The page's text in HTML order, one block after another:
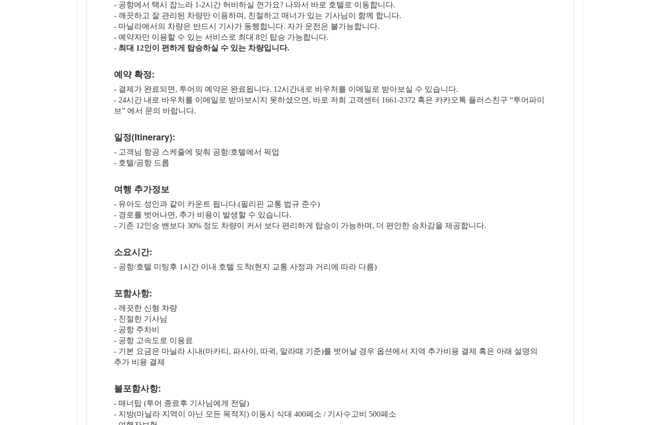
- 공항에서 택시 잡느라 1-2시간 허비하실 껀가요? 나와서 바로 호텔로 이동합니다.
- 깨끗하고 잘 관리된 차량만 이용하며, 친절하고 매너가 있는 기사님이 함께 합니다.
- 마닐라에서의 차량은 반드시 기사가 동행합니다. 자가 운전은 불가능합니다.
- 예약자만 이용할 수 있는 서비스로 최대 8인 탑승 가능합니다.
- 최대 12인이 편하게 탑승하실 수 있는 차량입니다.
예약 확정:
- 결제가 완료되면, 투어의 예약은 완료됩니다. 12시간내로 바우처를 이메일로 받아보실 수 있습니다.
- 24시간 내로 바우처를 이메일로 받아보시지 못하셨으면, 바로 저희 고객센터 1661-2372 혹은 카카오톡 플러스친구 “투어파이
브” 에서 문의 바랍니다.
일정(Itinerary):
- 고객님 항공 스케줄에 맞춰 공항/호텔에서 픽업
- 호텔/공항 드롭
여행 추가정보
- 유아도 성인과 같이 카운트 됩니다.(필리핀 교통 법규 준수)
- 경로를 벗어나면, 추가 비용이 발생할 수 있습니다.
- 기존 12인승 밴보다 30% 정도 차량이 커서 보다 편리하게 탑승이 가능하며, 더 편안한 승차감을 제공합니다.
소요시간:
- 공항/호텔 미팅후 1시간 이내 호텔 도착(현지 교통 사정과 거리에 따라 다름)
포함사항:
- 깨끗한 신형 차량
- 친절한 기사님
- 공항 주차비
- 공항 고속도로 이용료
- 기본 요금은 마닐라 시내(마카티, 파사이, 따귁, 말라때 기준)를 벗어날 경우 옵션에서 지역 추가비용 결제 혹은 아래 설명의
추가 비용 결제
불포함사항:
- 매너팁 (투어 종료후 기사님에게 전달)
- 지방(마닐라 지역이 아닌 모든 목적지) 이동시 식대 400페소 / 기사수고비 500페소